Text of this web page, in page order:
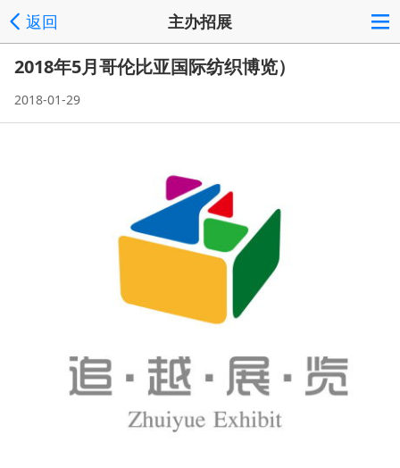
返回 主办招展
2018年5月哥伦比亚国际纺织博览）
2018-01-29